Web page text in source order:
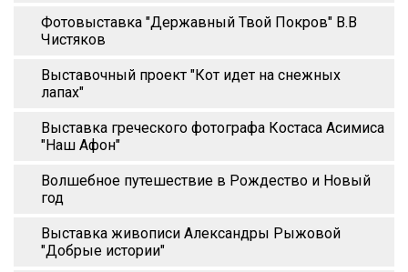
Фотовыставка "Державный Твой Покров" В.В
Чистяков
Выставочный проект "Кот идет на снежных
лапах"
Выставка греческого фотографа Костаса Асимиса
"Наш Афон"
Волшебное путешествие в Рождество и Новый
год
Выставка живописи Александры Рыжовой
"Добрые истории"